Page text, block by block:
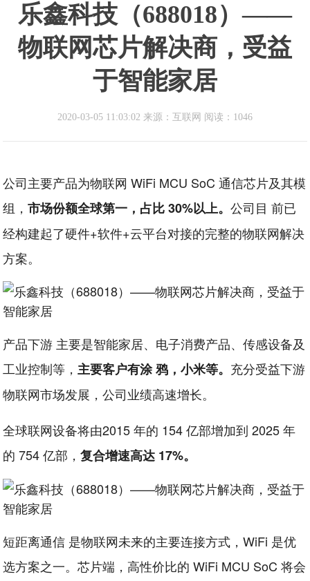
乐鑫科技（688018）——
物联网芯片解决商，受益
于智能家居
2020-03-05 11:03:02 来源：互联网 阅读：1046
公司主要产品为物联网 WiFi MCU SoC 通信芯片及其模
组，市场份额全球第一，占比 30%以上。公司目 前已
经构建起了硬件+软件+云平台对接的完整的物联网解决
方案。
产品下游 主要是智能家居、电子消费产品、传感设备及
工业控制等， 主要客户有涂 鸦，小米等。 充分受益下游
物联网市场发展，公司业绩高速增长。
全球联网设备将由2015 年的 154 亿部增加到 2025 年
的 754 亿部，复合增速高达 17%。
短距离通信 是物联网未来的主要连接方式，WiFi 是优
选方案之一。芯片端，高性价比的 WiFi MCU SoC 将会